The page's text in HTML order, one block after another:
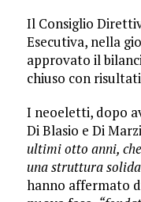
Il Consiglio
Esecutiva, nella
approvato il
chiuso con
I neoeletti, dopo
Di Blasio e Di
ultimi otto anni,
una struttura
hanno affermato